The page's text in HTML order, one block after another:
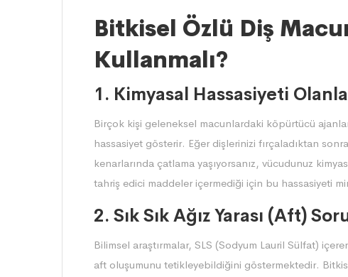
Bitkisel Özlü Diş
Kullanmalı?
1. Kimyasal Hassasiyeti
Birçok kişi geleneksel macunlardaki köpürtücü
hassasiyet gösterir. Eğer dişlerinizi fırçaladıktan
kenarlarında çatlama yaşıyorsanız, vücudunuz
tahriş edici maddeler içermediği için bu hassasiyeti
2. Sık Sık Ağız Yarası (Aft)
Bilimsel araştırmalar, SLS (Sodyum Lauril Sülfat)
aft oluşumunu tetikleyebildiğini göstermektedir.